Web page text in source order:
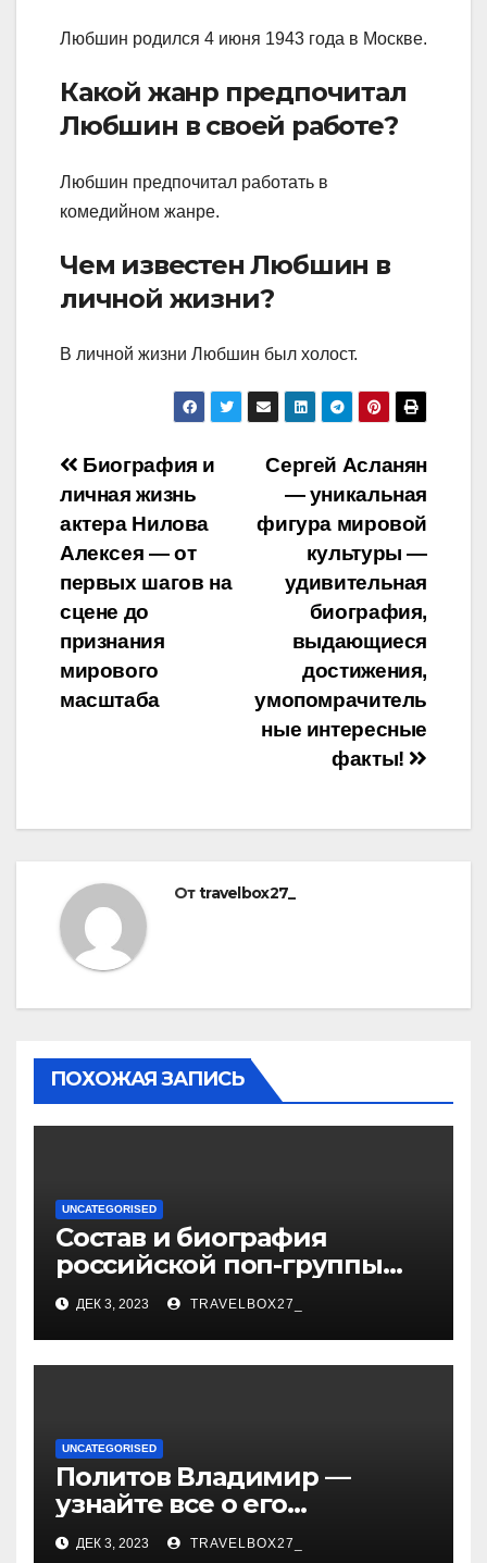
Любшин родился 4 июня 1943 года в Москве.
Какой жанр предпочитал
Любшин в своей работе?
Любшин предпочитал работать в
комедийном жанре.
Чем известен Любшин в
личной жизни?
В личной жизни Любшин был холост.
Навигация
по
записям
Сергей Асланян
— уникальная
фигура мировой
культуры —
удивительная
биография,
выдающиеся
достижения,
умопомрачитель
ные интересные
факты!
Биография и
личная жизнь
актера Нилова
Алексея — от
первых шагов на
сцене до
признания
мирового
масштаба
Отtravelbox27_
ПОХОЖАЯ ЗАПИСЬ
UNCATEGORISED
Состав и биография
российской поп-группы
«Иванушки интернешнл»
— история успеха, музыка
и судьбы участников
ДЕК 3, 2023 TRAVELBOX27_
UNCATEGORISED
Политов Владимир —
узнайте все о его
биографии, возрасте и
ДЕК 3, 2023 TRAVELBOX27_